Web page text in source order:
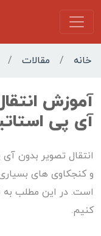
خانه / مقالات /
آی پی
و کنجکاوی های
است. در این مطلب به
کنیم.